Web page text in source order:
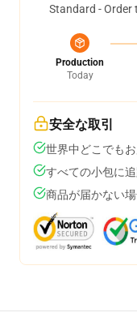
Standard - Order
Production
Today
安全な取引
世界中どこでも
すべての小包に
商品が届かない